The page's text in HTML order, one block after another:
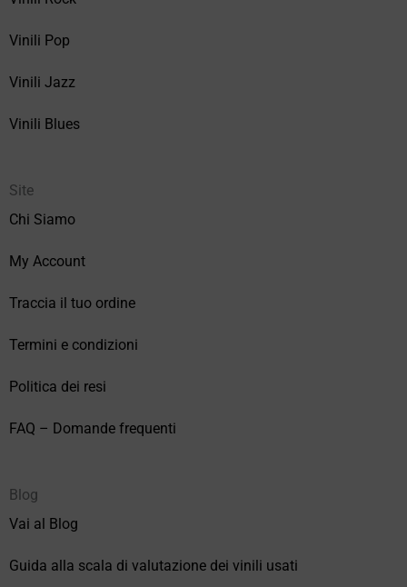
Vinili Pop
Vinili Jazz
Vinili Blues
Site
Chi Siamo
My Account
Traccia il tuo ordine
Termini e condizioni
Politica dei resi
FAQ – Domande frequenti
Blog
Vai al Blog
Guida alla scala di valutazione dei vinili usati